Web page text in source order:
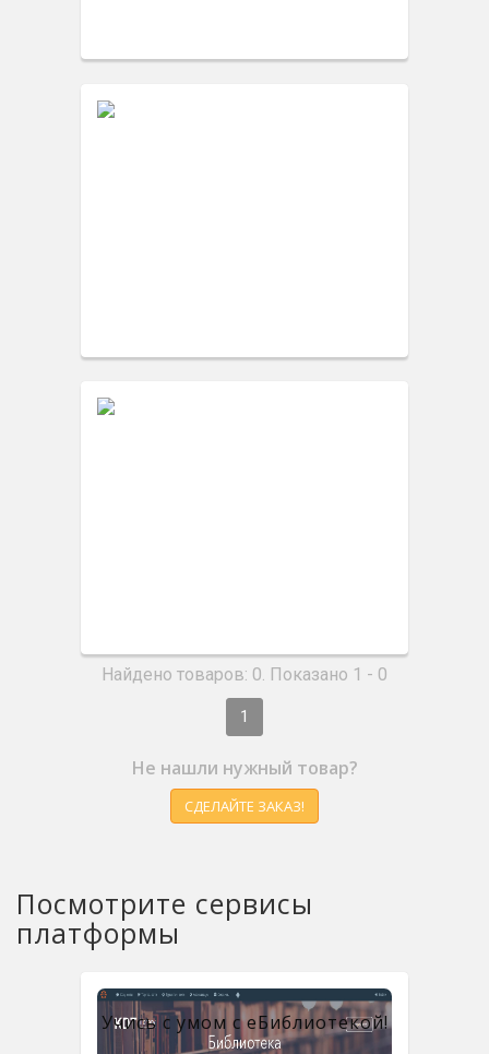
Найдено товаров: 0. Показано 1 - 0
1
Не нашли нужный товар?
СДЕЛАЙТЕ ЗАКАЗ!
Посмотрите сервисы
платформы
Учись с умом с eБиблиотекой!